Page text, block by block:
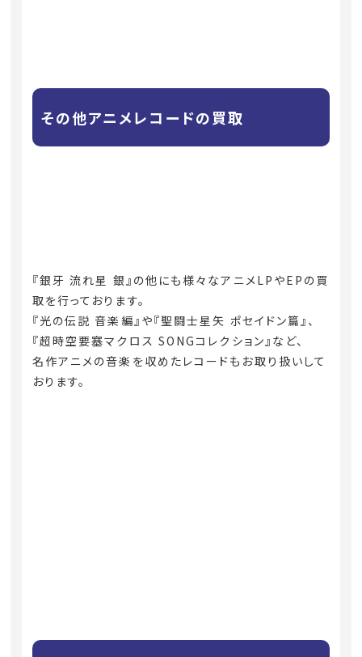
その他アニメレコードの買取
『銀牙 流れ星 銀』の他にも様々なアニメLPやEPの買
取を行っております。
『光の伝説 音楽編』や『聖闘士星矢 ポセイドン篇』、
『超時空要塞マクロス SONGコレクション』など、
名作アニメの音楽を収めたレコードもお取り扱いして
おります。